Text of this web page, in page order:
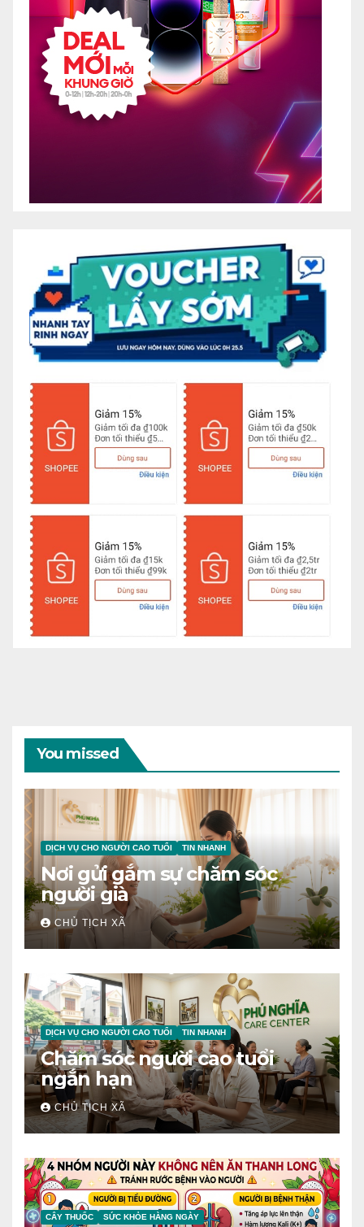
You missed
DỊCH VỤ CHO NGƯỜI CAO TUỔI TIN NHANH
Nơi gửi gắm sự chăm sóc
người già
CHỦ TỊCH XÃ
DỊCH VỤ CHO NGƯỜI CAO TUỔI TIN NHANH
Chăm sóc người cao tuổi
ngắn hạn
CHỦ TỊCH XÃ
CÂY THUỐC SỨC KHỎE HÀNG NGÀY